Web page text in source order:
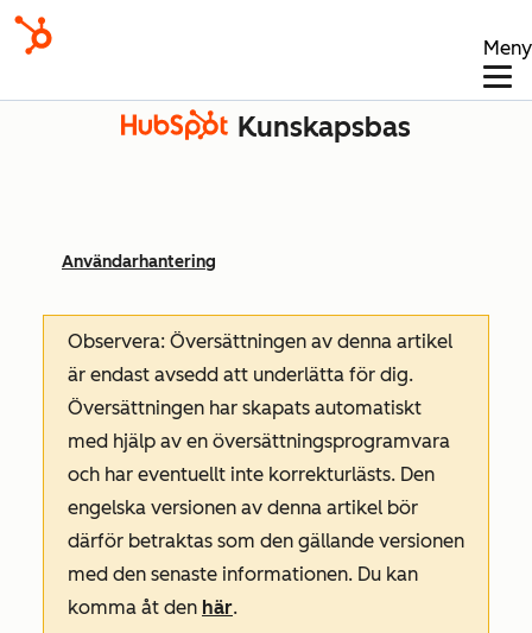
Meny
Kunskapsbas
Användarhantering
Observera: Översättningen av denna artikel
är endast avsedd att underlätta för dig.
Översättningen har skapats automatiskt
med hjälp av en översättningsprogramvara
och har eventuellt inte korrekturlästs. Den
engelska versionen av denna artikel bör
därför betraktas som den gällande versionen
med den senaste informationen. Du kan
komma åt den här.